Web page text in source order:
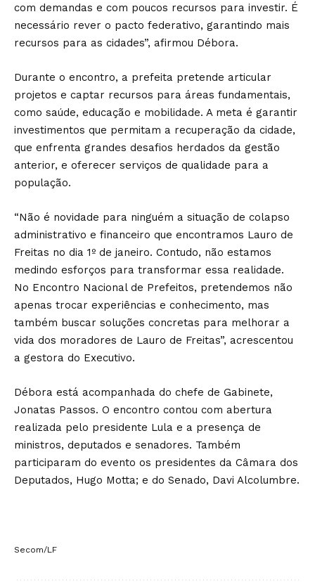
com demandas e com poucos recursos para investir. É
necessário rever o pacto federativo, garantindo mais
recursos para as cidades”, afirmou Débora.
Durante o encontro, a prefeita pretende articular
projetos e captar recursos para áreas fundamentais,
como saúde, educação e mobilidade. A meta é garantir
investimentos que permitam a recuperação da cidade,
que enfrenta grandes desafios herdados da gestão
anterior, e oferecer serviços de qualidade para a
população.
“Não é novidade para ninguém a situação de colapso
administrativo e financeiro que encontramos Lauro de
Freitas no dia 1º de janeiro. Contudo, não estamos
medindo esforços para transformar essa realidade.
No Encontro Nacional de Prefeitos, pretendemos não
apenas trocar experiências e conhecimento, mas
também buscar soluções concretas para melhorar a
vida dos moradores de Lauro de Freitas”, acrescentou
a gestora do Executivo.
Débora está acompanhada do chefe de Gabinete,
Jonatas Passos. O encontro contou com abertura
realizada pelo presidente Lula e a presença de
ministros, deputados e senadores. Também
participaram do evento os presidentes da Câmara dos
Deputados, Hugo Motta; e do Senado, Davi Alcolumbre.
Secom/LF